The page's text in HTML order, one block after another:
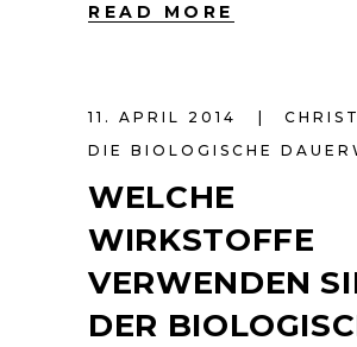
READ MORE
11. APRIL 2014
DIE BIOLOGISCHE
WELCHE
WIRKSTOFFE
VERWENDEN
DER